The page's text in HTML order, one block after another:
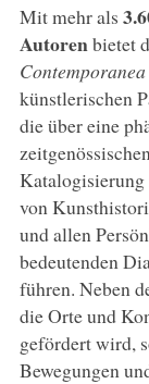
Mit mehr als
Autorenbietet
Contemporanea
künstlerischen
die über eine
Katalogisierung
von
und allen
bedeutenden
führen. Neben
die Orte und
gefördert wird,
Bewegungen